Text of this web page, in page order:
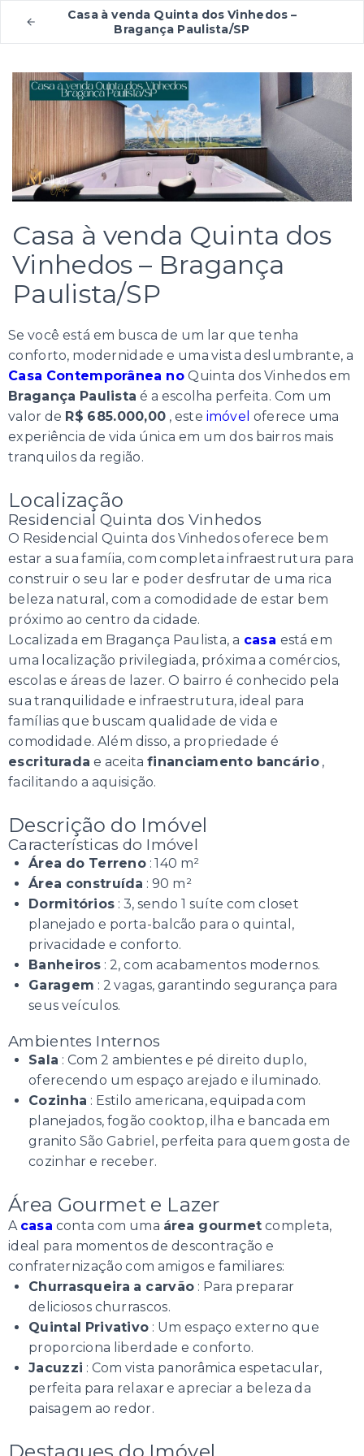
Casa à venda Quinta dos Vinhedos –
Bragança Paulista/SP
Casa à venda Quinta dos
Vinhedos – Bragança
Paulista/SP
Se você está em busca de um lar que tenha
conforto, modernidade e uma vista deslumbrante, a
Casa Contemporânea noQuinta dos Vinhedos em
Bragança Paulista é a escolha perfeita. Com um
valor de R$ 685.000,00 , este imóvel oferece uma
experiência de vida única em um dos bairros mais
tranquilos da região.
Localização
Residencial Quinta dos Vinhedos
O Residencial Quinta dos Vinhedos oferece bem
estar a sua famíia, com completa infraestrutura para
construir o seu lar e poder desfrutar de uma rica
beleza natural, com a comodidade de estar bem
próximo ao centro da cidade.
Localizada em Bragança Paulista, a casa está em
uma localização privilegiada, próxima a comércios,
escolas e áreas de lazer. O bairro é conhecido pela
sua tranquilidade e infraestrutura, ideal para
famílias que buscam qualidade de vida e
comodidade. Além disso, a propriedade é
escriturada e aceitafinanciamento bancário,
facilitando a aquisição.
Descrição do Imóvel
Características do Imóvel
Área do Terreno : 140 m²
Área construída : 90 m²
Dormitórios : 3, sendo 1 suíte com closet
planejado e porta-balcão para o quintal,
privacidade e conforto.
Banheiros : 2, com acabamentos modernos.
Garagem : 2 vagas, garantindo segurança para
seus veículos.
Ambientes Internos
Sala : Com 2 ambientes e pé direito duplo,
oferecendo um espaço arejado e iluminado.
Cozinha : Estilo americana, equipada com
planejados, fogão cooktop, ilha e bancada em
granito São Gabriel, perfeita para quem gosta de
cozinhar e receber.
Área Gourmet e Lazer
A casa conta com uma área gourmet completa,
ideal para momentos de descontração e
confraternização com amigos e familiares:
Churrasqueira a carvão : Para preparar
deliciosos churrascos.
Quintal Privativo : Um espaço externo que
proporciona liberdade e conforto.
Jacuzzi : Com vista panorâmica espetacular,
perfeita para relaxar e apreciar a beleza da
paisagem ao redor.